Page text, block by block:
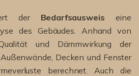
der Bedarfsausweis eine
des Gebäudes. Anhand von
und Dämmwirkung der
Decken und Fenster
berechnet. Auch die